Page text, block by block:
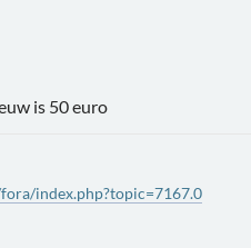
is 50 euro
index.php?topic=7167.0